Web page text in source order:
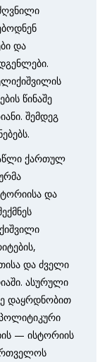
და
წინაშე
შემდეგ
ქართულ
და
და ძველი
ასურული
დაყრდნობით
— ისტორიის